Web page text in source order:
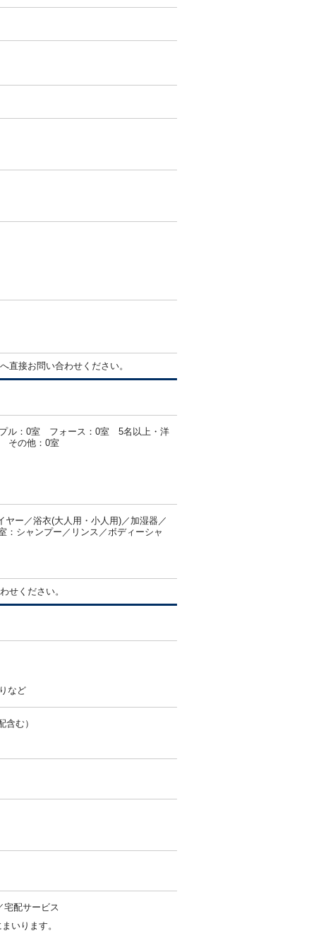
直接お問い合わせください。
ル：0室 フォース：0室 5名以上・洋
の他：0室
ー／浴衣(大人用・小人用)／加湿器／
：シャンプー／リンス／ボディーシャ
せください。
など
む）
宅配サービス
いります。